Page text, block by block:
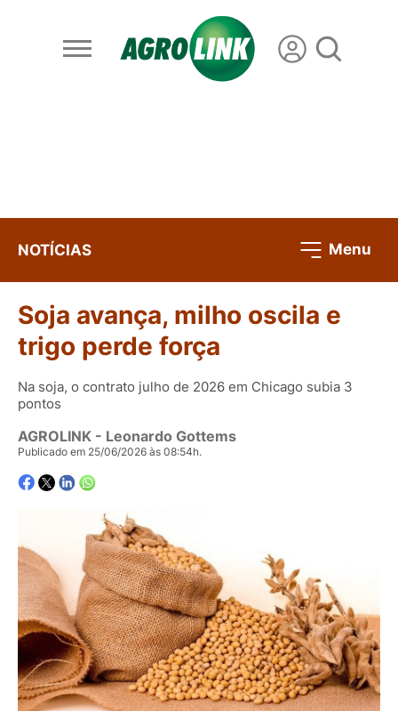
NOTÍCIAS Menu
Soja avança, milho oscila e
trigo perde força
Na soja, o contrato julho de 2026 em Chicago subia 3
pontos
AGROLINK - Leonardo Gottems
Publicado em 25/06/2026 às 08:54h.